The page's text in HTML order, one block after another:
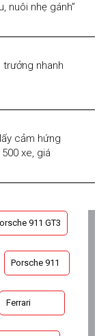
nuôi nhẹ gánh”
trưởng nhanh
cảm hứng
xe, giá
911 GT3
Porsche 911
Ferrari